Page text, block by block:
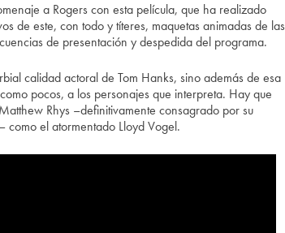
a Rogers con esta película, que ha realizado
de este, con todo y títeres, maquetas animadas de las
de presentación y despedida del programa.
calidad actoral de Tom Hanks, sino además de esa
pocos, a los personajes que interpreta. Hay que
Rhys –definitivamente consagrado por su
– como el atormentado Lloyd Vogel.